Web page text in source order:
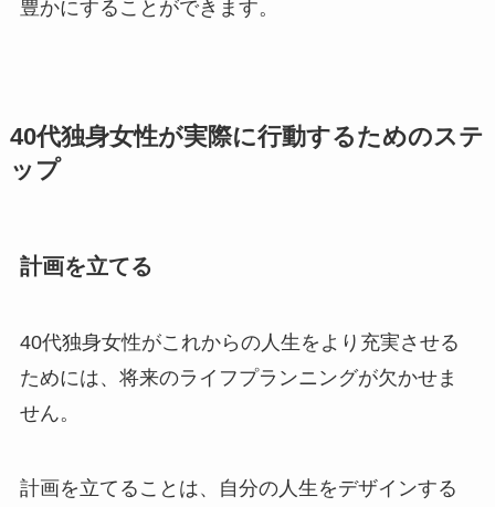
豊かにすることができます。
40代独身女性が実際に行動するためのステ
ップ
計画を立てる
40代独身女性がこれからの人生をより充実させる
ためには、将来のライフプランニングが欠かせま
せん。
計画を立てることは、自分の人生をデザインする